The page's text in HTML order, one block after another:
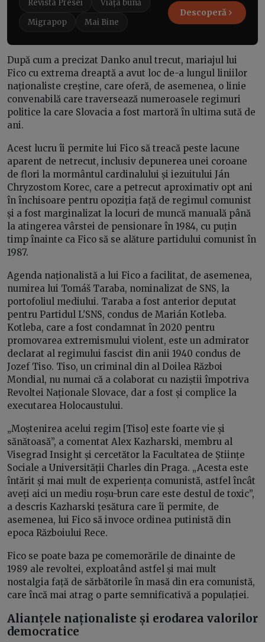
Revista Presei
Viața bună
Migrapop
Mai Bine
Descoperă
După cum a precizat Danko anul trecut, mariajul lui
Fico cu extrema dreaptă a avut loc de-a lungul liniilor
naționaliste creștine, care oferă, de asemenea, o linie
convenabilă care traversează numeroasele regimuri
politice la care Slovacia a fost martoră în ultima sută de
ani.
Acest lucru îi permite lui Fico să treacă peste lacune
aparent de netrecut, inclusiv depunerea unei coroane
de flori la mormântul cardinalului și iezuitului Ján
Chryzostom Korec, care a petrecut aproximativ opt ani
în închisoare pentru opoziția față de regimul comunist
și a fost marginalizat la locuri de muncă manuală până
la atingerea vârstei de pensionare în 1984, cu puțin
timp înainte ca Fico să se alăture partidului comunist în
1987.
Agenda naționalistă a lui Fico a facilitat, de asemenea,
numirea lui Tomáš Taraba, nominalizat de SNS, la
portofoliul mediului. Taraba a fost anterior deputat
pentru Partidul L'SNS, condus de Marián Kotleba.
Kotleba, care a fost condamnat în 2020 pentru
promovarea extremismului violent, este un admirator
declarat al regimului fascist din anii 1940 condus de
Jozef Tiso. Tiso, un criminal din al Doilea Război
Mondial, nu numai că a colaborat cu naziștii împotriva
Revoltei Naționale Slovace, dar a fost și complice la
executarea Holocaustului.
„Moștenirea acelui regim [Tiso] este foarte vie și
sănătoasă”, a comentat Alex Kazharski, membru al
Visegrad Insight și cercetător la Facultatea de Științe
Sociale a Universității Charles din Praga. „Acesta este
întărit și mai mult de experiența comunistă, astfel încât
aveți aici un mediu roșu-brun care este destul de toxic”,
a descris Kazharski țesătura care îi permite, de
asemenea, lui Fico să invoce ordinea putinistă din
epoca Războiului Rece.
Fico se poate baza pe comemorările de dinainte de
1989 ale revoltei, exploatând astfel și mai mult
nostalgia față de sărbătorile în masă din era comunistă,
care încă mai atrag o parte semnificativă a populației.
Alianțele naționaliste și erodarea valorilor
democratice